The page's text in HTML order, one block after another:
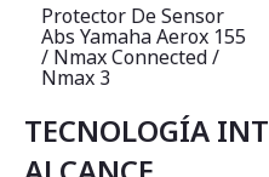
Protector De Sensor
Abs Yamaha Aerox 155
/ Nmax Connected /
Nmax 3
TECNOLOGÍA